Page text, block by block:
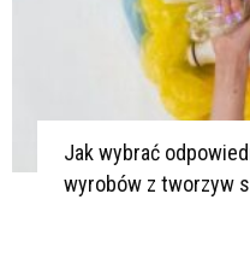
Jak wybrać
wyrobów z tworzyw